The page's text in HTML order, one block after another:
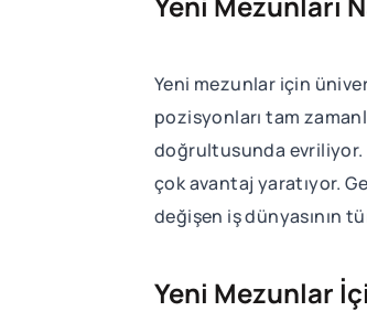
Yeni mezunlar için
pozisyonları tam
doğrultusunda evriliyor.
çok avantaj yaratıyor.
değişen iş dünyasının
Yeni Mezunlar